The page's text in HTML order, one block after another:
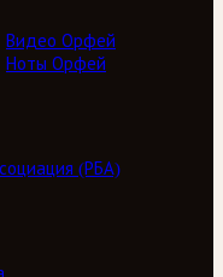
Видео Орфей
Ноты Орфей
(РБА)